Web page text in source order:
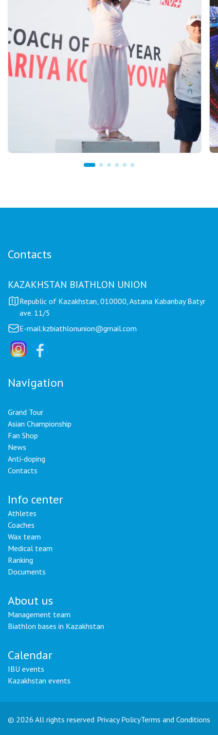
Contacts
KAZAKHSTAN BIATHLON UNION
Republic of Kazakhstan, 010000, Astana Kabanbay Batyr
ave. 11/5
E-mail:kzbiathlonunion@gmail.com
Navigation
Grand Tour
Asian Championship
Fan Shop
News
Anti-doping
Contacts
Info center
Athletes
Coaches
Wax team
Medical team
Ranking
Documents
About us
Management team
Biathlon bases in Kazakhstan
Calendar
IBU events
Kazakhstan events
© 2026 All rights reserved Privacy PolicyTerms and Conditions